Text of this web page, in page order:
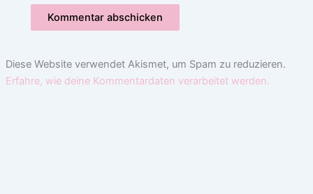
Diese Website verwendet Akismet, um Spam zu reduzieren.
Erfahre, wie deine Kommentardaten verarbeitet werden.